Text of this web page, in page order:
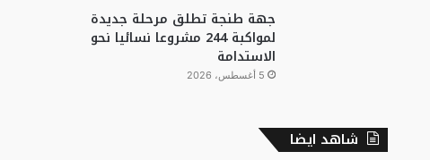
جهة طنجة تطلق مرحلة جديدة
لمواكبة 244 مشروعا نسائيا نحو
الاستدامة
5 أغسطس، 2026
شاهد ايضا